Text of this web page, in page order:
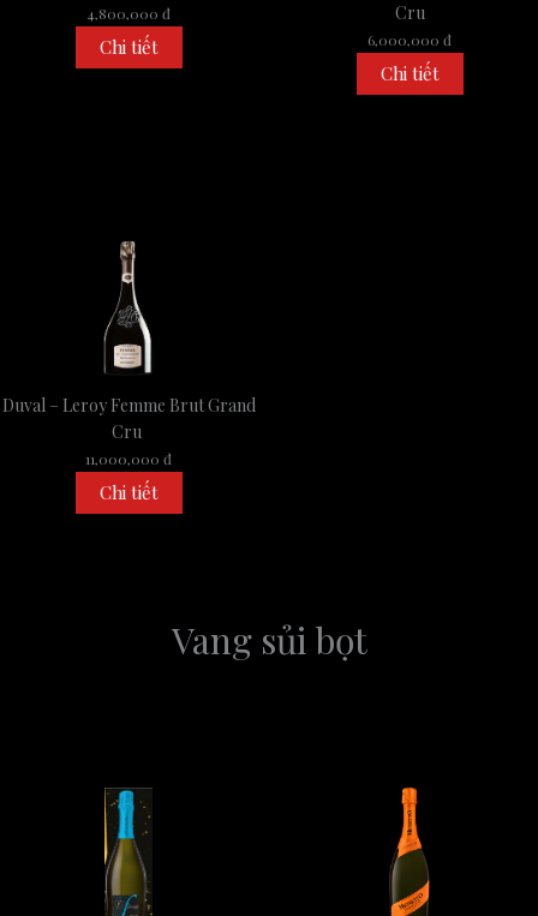
4,800,000 đ
Chi tiết
Cru
6,000,000 đ
Chi tiết
Duval – Leroy Femme Brut Grand
Cru
11,000,000 đ
Chi tiết
Vang sủi bọt